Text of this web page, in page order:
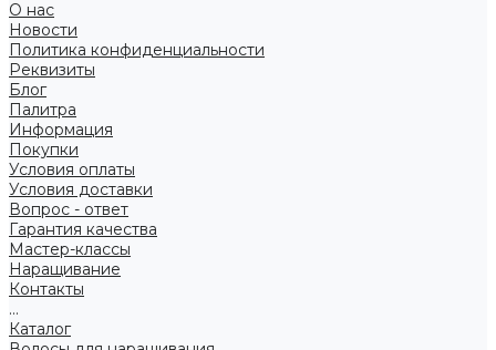
О нас
Новости
Политика конфиденциальности
Реквизиты
Блог
Палитра
Информация
Покупки
Условия оплаты
Условия доставки
Вопрос - ответ
Гарантия качества
Мастер-классы
Наращивание
Контакты
...
Каталог